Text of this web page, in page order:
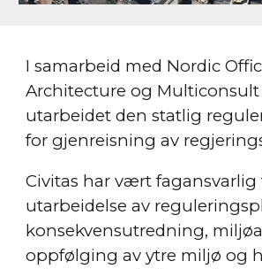
I samarbeid med Nordic
Architecture og Multiconsult
utarbeidet den statlig
for gjenreisning av
Civitas har vært fagansvarlig
utarbeidelse av
konsekvensutredning,
oppfølging av ytre miljø og